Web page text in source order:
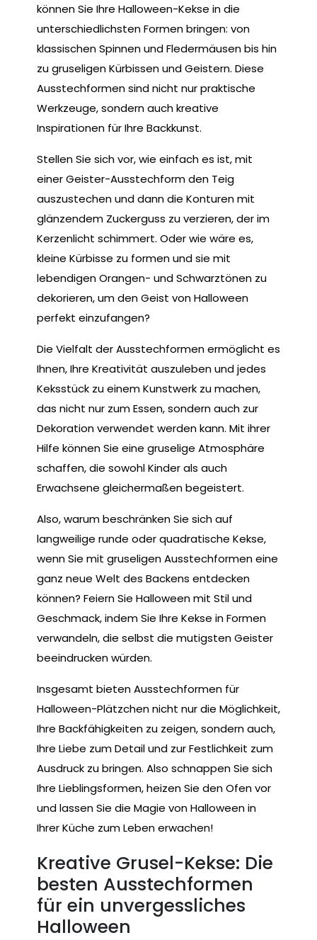
können Sie Ihre Halloween-Kekse in die
unterschiedlichsten Formen bringen: von
klassischen Spinnen und Fledermäusen bis hin
zu gruseligen Kürbissen und Geistern. Diese
Ausstechformen sind nicht nur praktische
Werkzeuge, sondern auch kreative
Inspirationen für Ihre Backkunst.
Stellen Sie sich vor, wie einfach es ist, mit
einer Geister-Ausstechform den Teig
auszustechen und dann die Konturen mit
glänzendem Zuckerguss zu verzieren, der im
Kerzenlicht schimmert. Oder wie wäre es,
kleine Kürbisse zu formen und sie mit
lebendigen Orangen- und Schwarztönen zu
dekorieren, um den Geist von Halloween
perfekt einzufangen?
Die Vielfalt der Ausstechformen ermöglicht es
Ihnen, Ihre Kreativität auszuleben und jedes
Keksstück zu einem Kunstwerk zu machen,
das nicht nur zum Essen, sondern auch zur
Dekoration verwendet werden kann. Mit ihrer
Hilfe können Sie eine gruselige Atmosphäre
schaffen, die sowohl Kinder als auch
Erwachsene gleichermaßen begeistert.
Also, warum beschränken Sie sich auf
langweilige runde oder quadratische Kekse,
wenn Sie mit gruseligen Ausstechformen eine
ganz neue Welt des Backens entdecken
können? Feiern Sie Halloween mit Stil und
Geschmack, indem Sie Ihre Kekse in Formen
verwandeln, die selbst die mutigsten Geister
beeindrucken würden.
Insgesamt bieten Ausstechformen für
Halloween-Plätzchen nicht nur die Möglichkeit,
Ihre Backfähigkeiten zu zeigen, sondern auch,
Ihre Liebe zum Detail und zur Festlichkeit zum
Ausdruck zu bringen. Also schnappen Sie sich
Ihre Lieblingsformen, heizen Sie den Ofen vor
und lassen Sie die Magie von Halloween in
Ihrer Küche zum Leben erwachen!
Kreative Grusel-Kekse: Die
besten Ausstechformen
für ein unvergessliches
Halloween